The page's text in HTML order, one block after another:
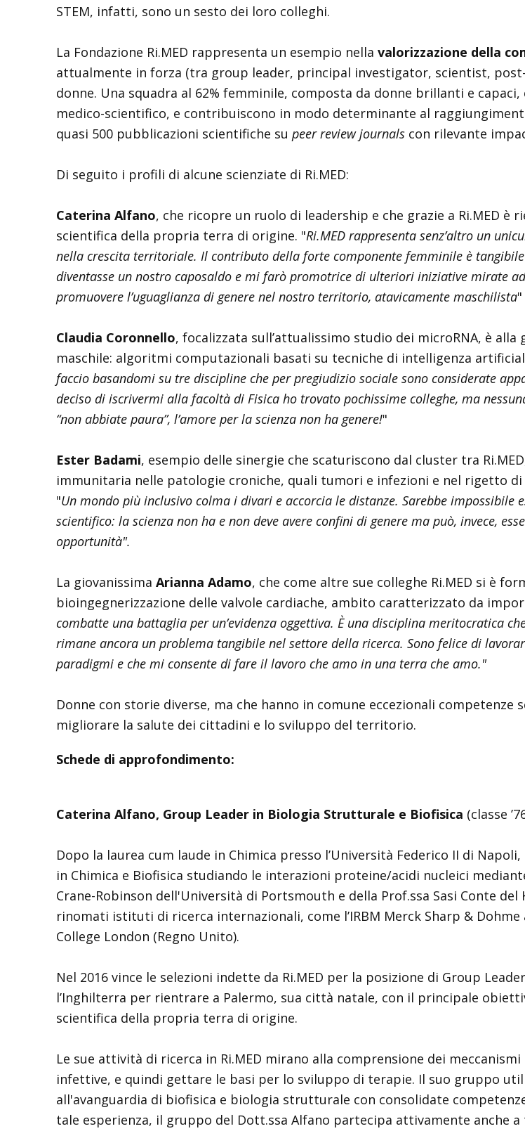
STEM, infatti, sono un sesto dei loro colleghi.
La Fondazione Ri.MED rappresenta un esempio nella valorizzazione della
attualmente in forza (tra group leader, principal investigator, scientist,
donne. Una squadra al 62% femminile, composta da donne brillanti e
medico-scientifico, e contribuiscono in modo determinante al
quasi 500 pubblicazioni scientifiche su peer reviewjournalscon rilevante
Di seguito i profili di alcune scienziate di Ri.MED:
Caterina Alfano, che ricopre un ruolo di leadership e che grazie a Ri.MED
scientifica della propria terra di origine. "Ri.MED rappresenta senz’altro un
nella crescita territoriale. Il contributo della forte componente femminile è tangibile
diventasse un nostro caposaldo e mi farò promotrice di ulteriori iniziative mirate
promuovere l’uguaglianza di genere nel nostro territorio, atavicamente maschilista"
Claudia Coronnello, focalizzata sull’attualissimo studio dei microRNA, è
maschile: algoritmi computazionali basati su tecniche di intelligenza
faccio basandomi su tre discipline che per pregiudizio sociale sono considerate
deciso di iscrivermi alla facoltà di Fisica ho trovato pochissime colleghe, ma
“non abbiate paura”, l’amore per la scienza non ha genere!"
Ester Badami, esempio delle sinergie che scaturiscono dal cluster tra
immunitaria nelle patologie croniche, quali tumori e infezioni e nel rigetto
"Un mondo più inclusivo colma i divari e accorcia le distanze. Sarebbe impossibile
scientifico: la scienza non ha e non deve avere confini di genere ma può, invece,
opportunità".
La giovanissima Arianna Adamo, che come altre sue colleghe Ri.MED si è
bioingegnerizzazione delle valvole cardiache, ambito caratterizzato da
combatte una battaglia per un’evidenza oggettiva. È una disciplina meritocratica
rimane ancora un problema tangibile nel settore della ricerca. Sono felice di
paradigmi e che mi consente di fare il lavoro che amo in una terra che amo."
Donne con storie diverse, ma che hanno in comune eccezionali
migliorare la salute dei cittadini e lo sviluppo del territorio.
Schede di approfondimento:
Caterina Alfano, Group Leader in Biologia Strutturale e Biofisica (classe
Dopo la laurea cum laude in Chimica presso l’Università Federico II di
in Chimica e Biofisica studiando le interazioni proteine/acidi nucleici
Crane-Robinson dell'Università di Portsmouth e della Prof.ssa Sasi Conte
rinomati istituti di ricerca internazionali, come l’IRBM Merck Sharp & Dohme
College London (Regno Unito).
Nel 2016 vince le selezioni indette da Ri.MED per la posizione di Group
l’Inghilterra per rientrare a Palermo, sua città natale, con il principale
scientifica della propria terra di origine.
Le sue attività di ricerca in Ri.MED mirano alla comprensione dei
infettive, e quindi gettare le basi per lo sviluppo di terapie. Il suo gruppo
all'avanguardia di biofisica e biologia strutturale con consolidate
tale esperienza, il gruppo del Dott.ssa Alfano partecipa attivamente anche